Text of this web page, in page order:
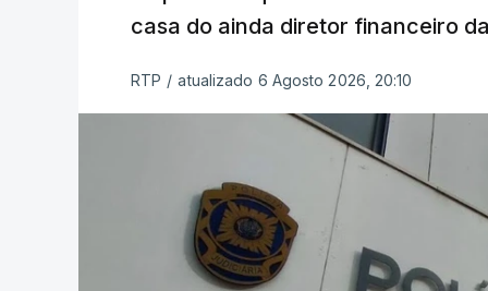
casa do ainda diretor financeiro
RTP / atualizado 6 Agosto 2026, 20:10